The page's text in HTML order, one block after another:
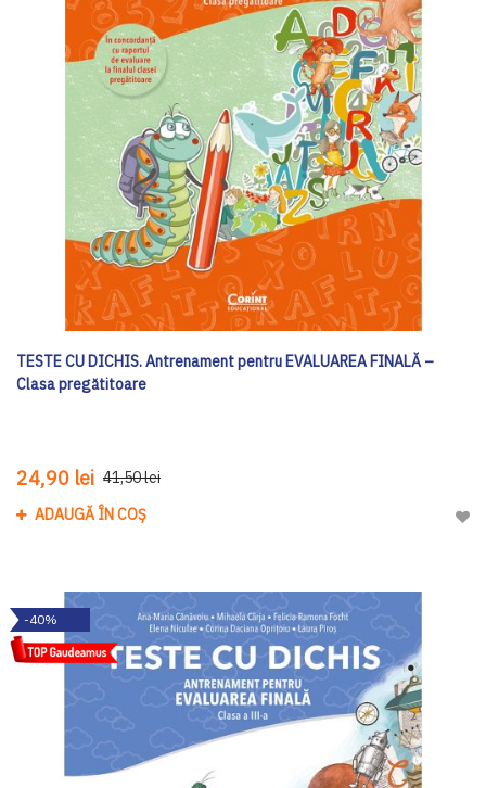
TESTE CU DICHIS. Antrenament pentru EVALUAREA FINALĂ –
Clasa pregătitoare
24,90 lei 41,50 lei
ADAUGĂ ÎN COȘ
-40%